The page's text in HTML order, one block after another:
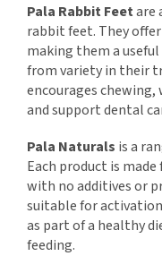
Pala Rabbit Feetare
rabbit feet. They
making them a
from variety in their
encourages chewing,
and support dental
Pala Naturals is a
Each product is
with no additives or
suitable for
as part of a healthy
feeding.